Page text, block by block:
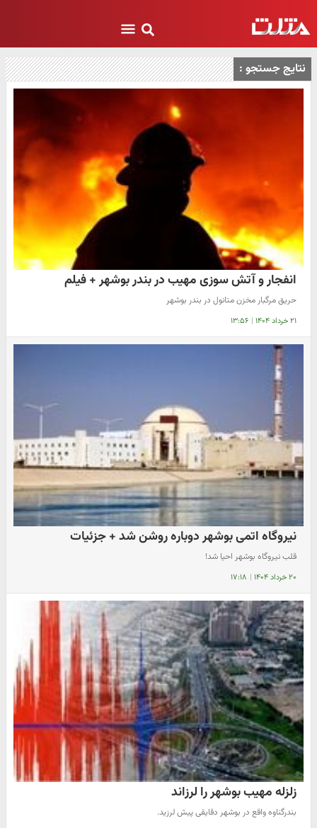
نتایج جستجو :
انفجار و آتش سوزی مهیب در بندر بوشهر + فیلم
حریق مرگبار مخزن متانول در بندر بوشهر
۲۱ خرداد ۱۴۰۴ | ۱۳:۵۶
نیروگاه اتمی بوشهر دوباره روشن شد + جزئیات
قلب نیروگاه بوشهر احیا شد!
۲۰ خرداد ۱۴۰۴ | ۱۷:۱۸
زلزله مهیب بوشهر را لرزاند
بندرگناوه واقع در بوشهر دقایقی پیش لرزید.